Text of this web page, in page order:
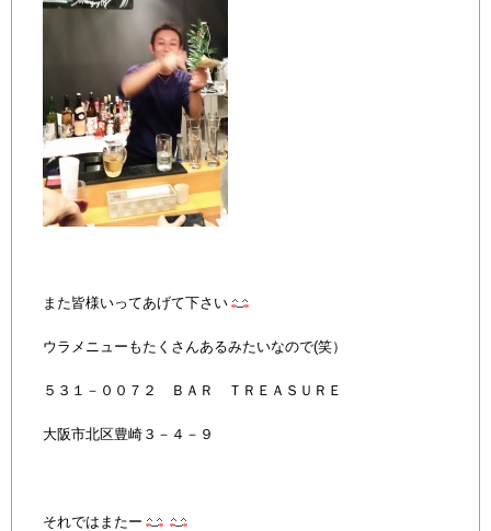
また皆様いってあげて下さい
ウラメニューもたくさんあるみたいなので(笑）
５３１－００７２ ＢＡＲ ＴＲＥＡＳＵＲＥ
大阪市北区豊崎３－４－９
それではまたー